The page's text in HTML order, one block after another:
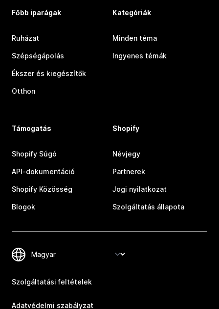
Főbb iparágak
Ruházat
Szépségápolás
Ékszer és kiegészítők
Otthon
Kategóriák
Minden téma
Ingyenes témák
Támogatás
Shopify Súgó
API-dokumentáció
Shopify Közösség
Blogok
Shopify
Névjegy
Partnerek
Jogi nyilatkozat
Szolgáltatás állapota
Szolgáltatási feltételek
Adatvédelmi szabályzat